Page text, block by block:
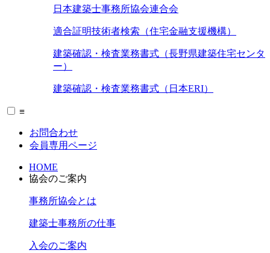
日本建築士事務所協会連合会
適合証明技術者検索（住宅金融支援機構）
建築確認・検査業務書式（長野県建築住宅センタ
ー）
建築確認・検査業務書式（日本ERI）
≡
お問合わせ
会員専用ページ
HOME
協会のご案内
事務所協会とは
建築士事務所の仕事
入会のご案内